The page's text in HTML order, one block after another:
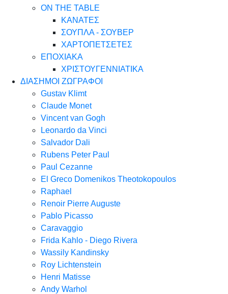
ON THE TABLE
ΚΑΝΑΤΕΣ
ΣΟΥΠΛΑ - ΣΟΥΒΕΡ
ΧΑΡΤΟΠΕΤΣΕΤΕΣ
ΕΠΟΧΙΑΚΑ
ΧΡΙΣΤΟΥΓΕΝΝΙΑΤΙΚΑ
ΔΙΑΣΗΜΟΙ ΖΩΓΡΑΦΟΙ
Gustav Klimt
Claude Monet
Vincent van Gogh
Leonardo da Vinci
Salvador Dali
Rubens Peter Paul
Paul Cezanne
El Greco Domenikos Theotokopoulos
Raphael
Renoir Pierre Auguste
Pablo Picasso
Caravaggio
Frida Kahlo - Diego Rivera
Wassily Kandinsky
Roy Lichtenstein
Henri Matisse
Andy Warhol